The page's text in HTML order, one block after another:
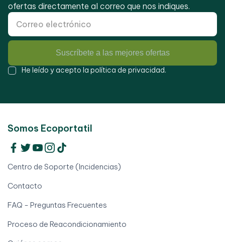
ofertas directamente al correo que nos indiques.
Suscríbete a las mejores ofertas
He leído y acepto la política de privacidad.
Somos Ecoportatil
Centro de Soporte (Incidencias)
Contacto
FAQ - Preguntas Frecuentes
Proceso de Reacondicionamiento